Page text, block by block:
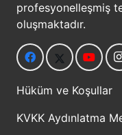
profesyonelleşmiş
oluşmaktadır.
Hüküm ve Koşullar
KVKK Aydınlatma